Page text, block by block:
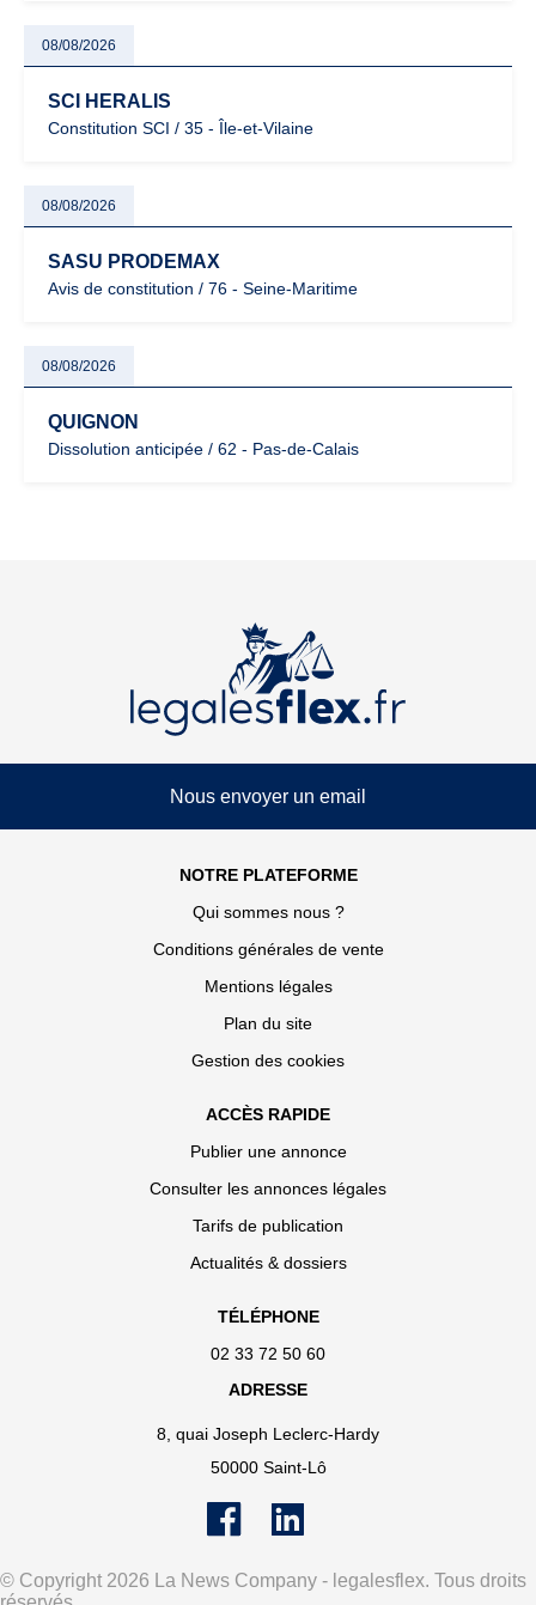
08/08/2026
SCI HERALIS
Constitution SCI / 35 - Île-et-Vilaine
08/08/2026
SASU PRODEMAX
Avis de constitution / 76 - Seine-Maritime
08/08/2026
QUIGNON
Dissolution anticipée / 62 - Pas-de-Calais
Nous envoyer un email
NOTRE PLATEFORME
Qui sommes nous ?
Conditions générales de vente
Mentions légales
Plan du site
Gestion des cookies
ACCÈS RAPIDE
Publier une annonce
Consulter les annonces légales
Tarifs de publication
Actualités & dossiers
TÉLÉPHONE
02 33 72 50 60
ADRESSE
8, quai Joseph Leclerc-Hardy
50000 Saint-Lô
© Copyright 2026 La News Company - legalesflex. Tous droits